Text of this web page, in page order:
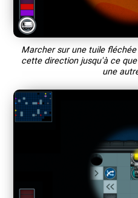
Marcher sur une tuile
cette direction jusqu'à ce
une